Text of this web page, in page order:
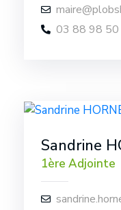
03 88 98 50
Sandrine
1ère Adjointe